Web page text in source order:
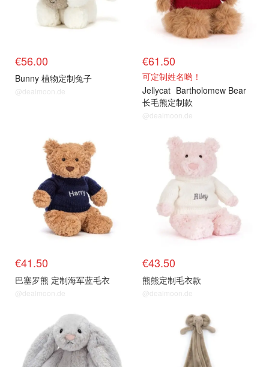
€56.00
Bunny 植物定制兔子
@dealmoon.de
€61.50
可定制姓名哟！
Jellycat Bartholomew Bear
长毛熊定制款
@dealmoon.de
€41.50
巴塞罗熊 定制海军蓝毛衣
@dealmoon.de
€43.50
熊熊定制毛衣款
@dealmoon.de